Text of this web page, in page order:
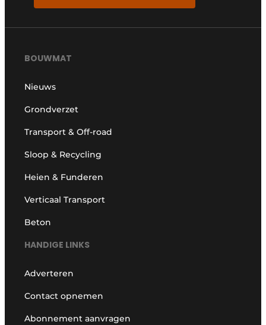
BOUWMAT
Nieuws
Grondverzet
Transport & Off-road
Sloop & Recycling
Heien & Funderen
Verticaal Transport
Beton
HANDIGE LINKS
Adverteren
Contact opnemen
Abonnement aanvragen